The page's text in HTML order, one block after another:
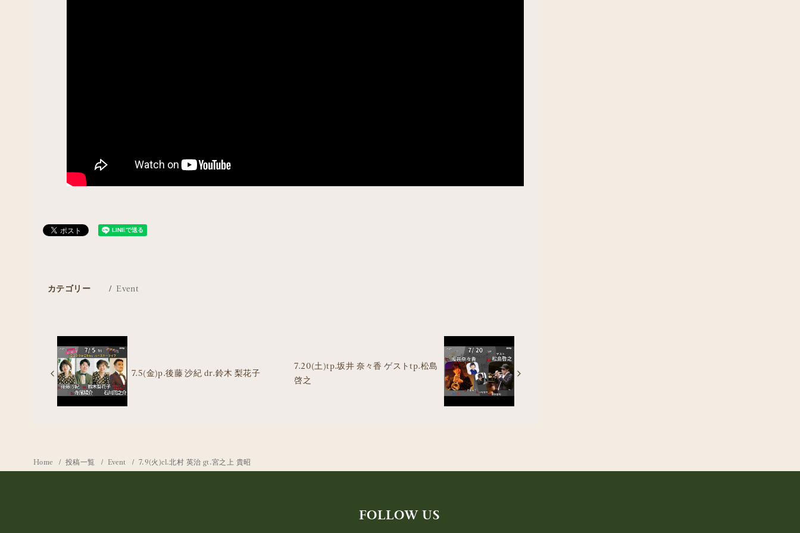
カテゴリー Event
7.5(金)p.後藤 沙紀 dr.鈴木 梨花子
7.20(土)tp.坂井 奈々香 ゲストtp.松島
啓之
Home 投稿一覧 Event 7.9(火)cl.北村 英治 gt.宮之上 貴昭
FOLLOW US